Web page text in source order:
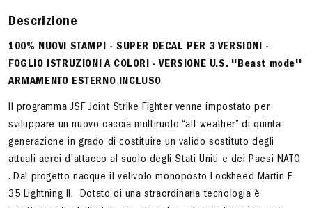
Descrizione
100% NUOVI STAMPI - SUPER DECAL PER 3 VERSIONI -
FOGLIO ISTRUZIONI A COLORI - VERSIONE U.S. ''Beast mode''
ARMAMENTO ESTERNO INCLUSO
Il programma JSF Joint Strike Fighter venne impostato per
sviluppare un nuovo caccia multiruolo “all-weather” di quinta
generazione in grado di costituire un valido sostituto degli
attuali aerei d’attacco al suolo degli Stati Uniti e dei Paesi NATO
. Dal progetto nacque il velivolo monoposto Lockheed Martin F-
35 Lightning II. Dotato di una straordinaria tecnologia è